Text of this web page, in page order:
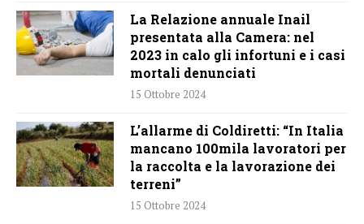
La Relazione annuale Inail
presentata alla Camera: nel
2023 in calo gli infortuni e i casi
mortali denunciati
15 Ottobre 2024
L’allarme di Coldiretti: “In Italia
mancano 100mila lavoratori per
la raccolta e la lavorazione dei
terreni”
15 Ottobre 2024